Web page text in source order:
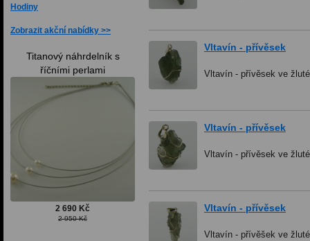
Hodiny
Zobrazit akční nabídky
Titanový náhrdelník s
říčními perlami
2 690 Kč
2 950 Kč
Vltavín - přívěsek
Vltavín - přívěsek ve
Vltavín - přívěsek
Vltavín - přívěsek ve
Vltavín - přívěsek
Vltavín - přívěšek ve